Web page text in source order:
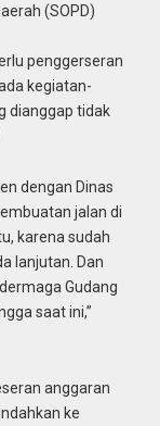
(SOPD)
penggerseran
kegiatan-
dianggap tidak
dengan Dinas
jalan di
karena sudah
lanjutan. Dan
Gudang
saat ini,”
anggaran
ke